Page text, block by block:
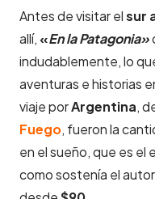
Antes de visitar elsur
allí, «En la Patagonia»
indudablemente, lo
aventuras e historias
viaje porArgentina,
Fuego, fueron la
en el sueño, que es el
como sostenía el